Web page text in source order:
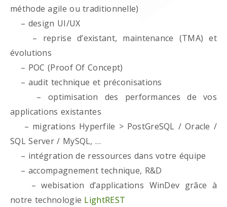
méthode agile ou traditionnelle)
– design UI/UX
– reprise d’existant, maintenance (TMA) et
évolutions
– POC (Proof Of Concept)
– audit technique et préconisations
– optimisation des performances de vos
applications existantes
– migrations Hyperfile > PostGreSQL / Oracle /
SQL Server / MySQL, …
– intégration de ressources dans votre équipe
– accompagnement technique, R&D
– webisation d’applications WinDev grâce à
notre technologie LightREST